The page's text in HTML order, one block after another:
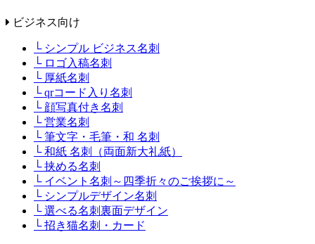
ビジネス向け
└ シンプル ビジネス名刺
└ ロゴ入稿名刺
└ 厚紙名刺
└ qrコード入り名刺
└ 顔写真付き名刺
└ 営業名刺
└ 筆文字・毛筆・和 名刺
└ 和紙 名刺（両面新大礼紙）
└ 挟める名刺
└ イベント名刺～四季折々のご挨拶に～
└ シンプルデザイン名刺
└ 選べる名刺裏面デザイン
└ 招き猫名刺・カード